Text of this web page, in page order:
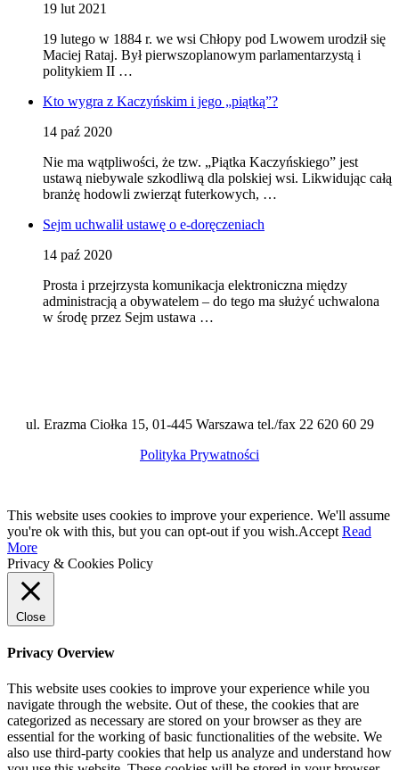
19 lut 2021
19 lutego w 1884 r. we wsi Chłopy pod Lwowem urodził się
Maciej Rataj. Był pierwszoplanowym parlamentarzystą i
politykiem II …
Kto wygra z Kaczyńskim i jego „piątką”?
14 paź 2020
Nie ma wątpliwości, że tzw. „Piątka Kaczyńskiego” jest
ustawą niebywale szkodliwą dla polskiej wsi. Likwidując całą
branżę hodowli zwierząt futerkowych, …
Sejm uchwalił ustawę o e-doręczeniach
14 paź 2020
Prosta i przejrzysta komunikacja elektroniczna między
administracją a obywatelem – do tego ma służyć uchwalona
w środę przez Sejm ustawa …
ul. Erazma Ciołka 15, 01-445 Warszawa tel./fax 22 620 60 29
Polityka Prywatności
This website uses cookies to improve your experience. We'll assume
you're ok with this, but you can opt-out if you wish.Accept Read
More
Privacy & Cookies Policy
Close
Privacy Overview
This website uses cookies to improve your experience while you
navigate through the website. Out of these, the cookies that are
categorized as necessary are stored on your browser as they are
essential for the working of basic functionalities of the website. We
also use third-party cookies that help us analyze and understand how